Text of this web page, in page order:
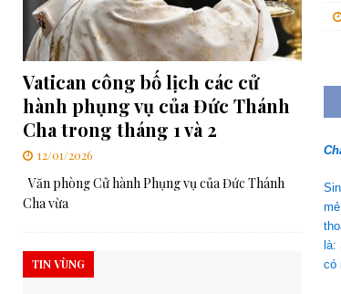
[ 06/08/2026 ] Đối thoại Kitô giáo–Khổng giáo:
[ 06/08/2026 ] Lễ Tôn phong Chân phước cho
[ 07/08/2026 ] RMG – Công Báo Ban Tổng Cố
Chúa” TRUNG ƯƠNG
có
Vatican công bố lịch các cử
hành phụng vụ của Đức Thánh
Cha trong tháng 1 và 2
12/01/2026
Văn phòng Cử hành Phụng vụ của Đức Thánh
Cha vừa
TIN VÙNG